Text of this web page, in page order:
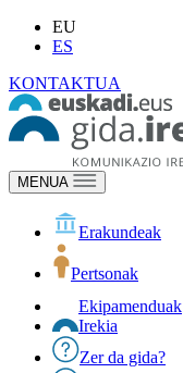
EU
ES
KONTAKTUA
MENUA
Erakundeak
Pertsonak
Ekipamenduak
Irekia
Zer da gida?